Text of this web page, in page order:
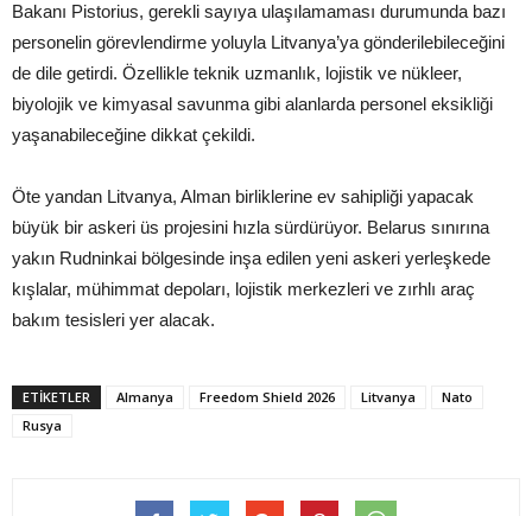
Bakanı Pistorius, gerekli sayıya ulaşılamaması durumunda bazı
personelin görevlendirme yoluyla Litvanya’ya gönderilebileceğini
de dile getirdi. Özellikle teknik uzmanlık, lojistik ve nükleer,
biyolojik ve kimyasal savunma gibi alanlarda personel eksikliği
yaşanabileceğine dikkat çekildi.
Öte yandan Litvanya, Alman birliklerine ev sahipliği yapacak
büyük bir askeri üs projesini hızla sürdürüyor. Belarus sınırına
yakın Rudninkai bölgesinde inşa edilen yeni askeri yerleşkede
kışlalar, mühimmat depoları, lojistik merkezleri ve zırhlı araç
bakım tesisleri yer alacak.
ETIKETLER Almanya Freedom Shield 2026 Litvanya
Nato
Rusya